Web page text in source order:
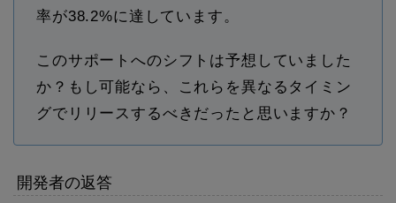
率が38.2%に達しています。
このサポートへのシフトは予想していました
か？もし可能なら、これらを異なるタイミン
グでリリースするべきだったと思いますか？
開発者の返答